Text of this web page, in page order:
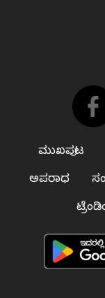
ಮುಖಪುಟ
ಅಪರಾಧ